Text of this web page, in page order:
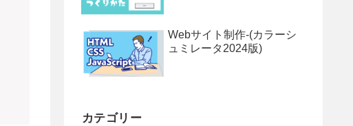
Webサイト制作-(カラーシ
ュミレータ2024版)
カテゴリー